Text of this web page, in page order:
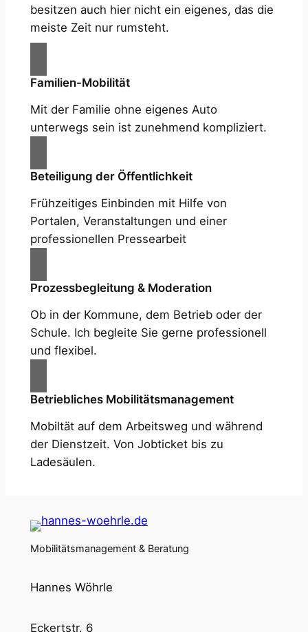
besitzen auch hier nicht ein eigenes, das die
meiste Zeit nur rumsteht.
Familien-Mobilität
Mit der Familie ohne eigenes Auto
unterwegs sein ist zunehmend kompliziert.
Beteiligung der Öffentlichkeit
Frühzeitiges Einbinden mit Hilfe von
Portalen, Veranstaltungen und einer
professionellen Pressearbeit
Prozessbegleitung & Moderation
Ob in der Kommune, dem Betrieb oder der
Schule. Ich begleite Sie gerne professionell
und flexibel.
Betriebliches Mobilitätsmanagement
Mobiltät auf dem Arbeitsweg und während
der Dienstzeit. Von Jobticket bis zu
Ladesäulen.
Mobilitätsmanagement & Beratung
Hannes Wöhrle
Eckertstr. 6